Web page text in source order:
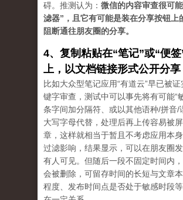
碍。推测认为： 微信的内容审查很可
滤器”，且它有可能是装在分享按钮上
阻断通往朋友圈的分享。
4、复制粘贴在“笔记”或“便签
上，以文档链接形式公开分享
比如大众型笔记应用“有道云”早已被
键字审查，测试中可以事先将有可能“
条字间加分隔符、或以其他语种/拼音/
大写字母代替，处理后再上传容易被
章，这样就相当于暂且不考虑应用本
过滤影响，结果显示，可以在朋友圈
有人可见。但随后一段不固定时间内
会被删除，可留存时间的长短与文章
程度、发布时间点是否处于敏感时段